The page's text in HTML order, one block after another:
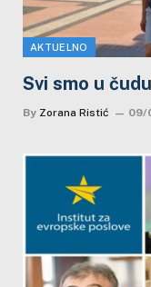
AKTUELNO
Svi smo u
By Zorana Ristić 09/